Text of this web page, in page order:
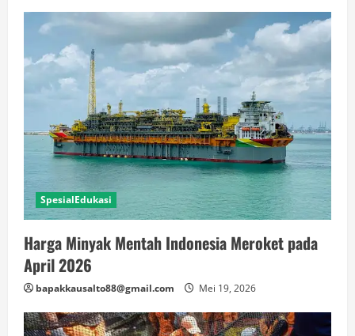
SpesialEdukasi
Harga Minyak Mentah Indonesia Meroket pada
April 2026
bapakkausalto88@gmail.com Mei 19, 2026